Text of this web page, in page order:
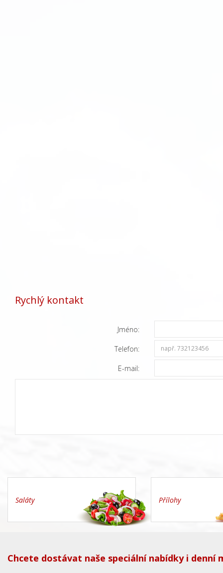
Rychlý kontakt
Jméno:
Telefon:
E-mail:
Saláty Přílohy
Chcete dostávat naše speciální nabídky i denní